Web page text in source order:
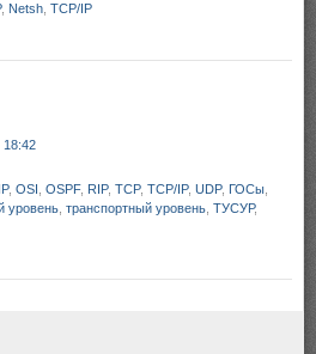
, Netsh TCP/IP
18:42
IP, OSI OSPF, RIP, TCP, TCP/IP, UDP, ГОСы
уровень транспортный уровень ТУСУР,